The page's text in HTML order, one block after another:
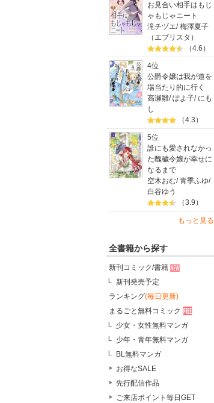
お見合い相手はもじ
ゃもじゃニート
滝チヅエ/梅澤夏子
（エブリスタ）
（4.6）
4位
公爵令嬢は我が道を
場当たり的に行く
高瀬雛/ぽよ子/ にも
し
（4.3）
5位
誰にも愛されなかっ
た醜穢令嬢が幸せに
なるまで
空木おむ/青季ふゆ/
白谷ゆう
（3.9）
もっと見る
全書籍から探す
新刊コミック/書籍
新刊発売予定
ランキング(毎日更新)
まるごと無料コミック
少女・女性無料マンガ
少年・青年無料マンガ
BL無料マンガ
お得なSALE
先行配信作品
ご来店ポイント毎日GET